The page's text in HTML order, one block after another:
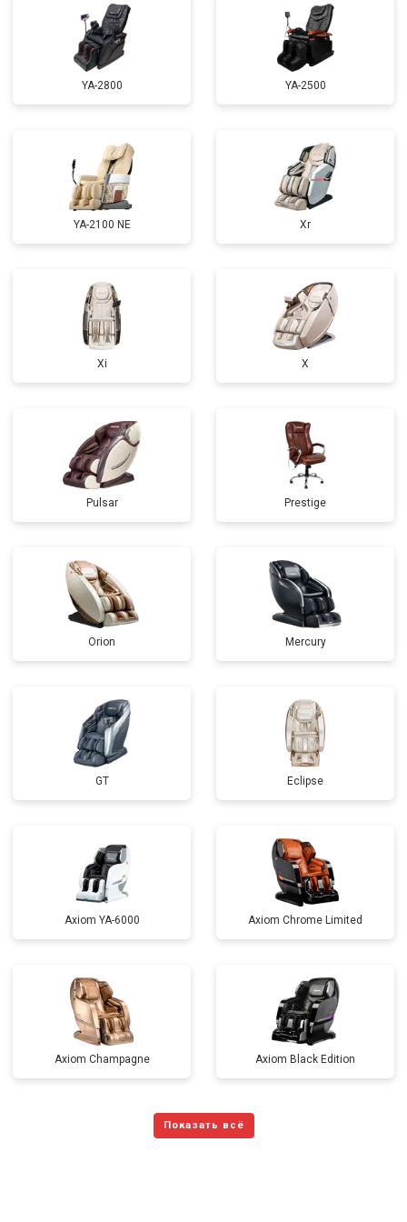
Замена сетевого трансформатора от 4500 ₽ Заказать
Ремонт микро-лифта от 5500 ₽
YA-2800 YA-2500
YA-2100 NE Xr
Xi X
Pulsar Prestige
Orion Mercury
GT Eclipse
Axiom YA-6000 Axiom Chrome Limited
Axiom Champagne Axiom Black Edition